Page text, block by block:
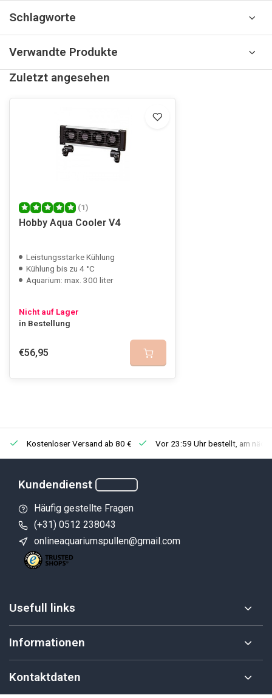
Schlagworte
Verwandte Produkte
Zuletzt angesehen
(1)
Hobby Aqua Cooler V4
Leistungsstarke Kühlung
Kühlung bis zu 4 °C
Aquarium: max. 300 liter
Nicht auf Lager
in Bestellung
€56,95
Kostenloser Versand ab 80 € Vor 23:59 Uhr bestellt, am
Kundendienst
Häufig gestellte Fragen
(+31) 0512 238043
onlineaquariumspullen@gmail.com
Usefull links
Informationen
Kontaktdaten